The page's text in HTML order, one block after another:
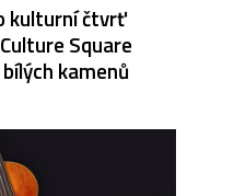
kulturní čtvrť
Square
kamenů